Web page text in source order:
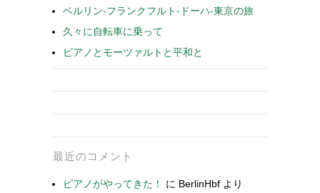
ベルリン-フランクフルト-ドーハ-東京の旅
久々に自転車に乗って
ピアノとモーツァルトと平和と
最近のコメント
ピアノがやってきた！ に BerlinHbf より